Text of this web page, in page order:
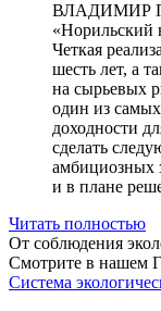
ВЛАДИМИР
«Норильский
Четкая
шесть лет, а
на сырьевых
один из
доходности
сделать
амбициозных
и в плане
Читать полностью
От соблюдения
Смотрите в нашем
Система